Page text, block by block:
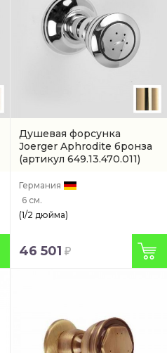
Душевая форсунка
Joerger Aphrodite бронза
(артикул 649.13.470.011)
Германия
6 см.
(1/2 дюйма)
46 501